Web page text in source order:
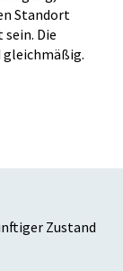
Standort
Die
Zustand